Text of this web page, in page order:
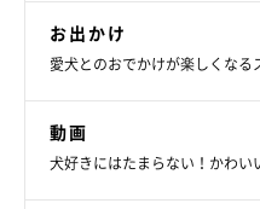
お出かけ
愛犬とのおでかけが楽しくな
動画
犬好きにはたまらない！かわ